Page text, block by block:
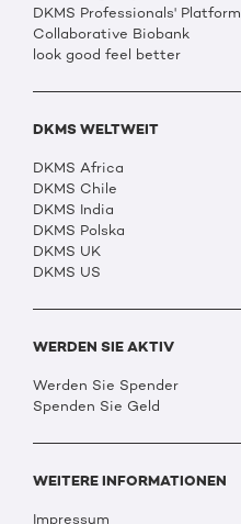
DKMS Professionals' Platform
Collaborative Biobank
look good feel better
DKMS WELTWEIT
DKMS Africa
DKMS Chile
DKMS India
DKMS Polska
DKMS UK
DKMS US
WERDEN SIE AKTIV
Werden Sie Spender
Spenden Sie Geld
WEITERE INFORMATIONEN
Impressum